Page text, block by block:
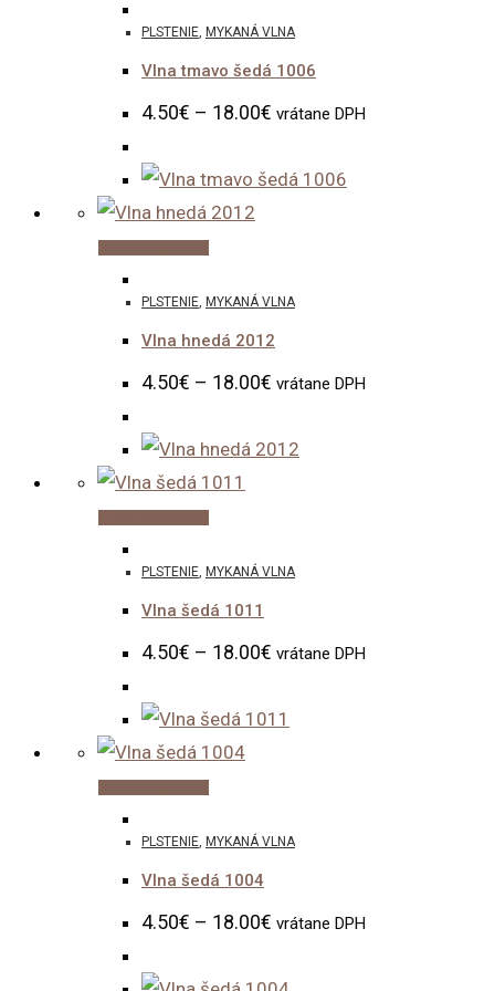
has
multiple
variants.
options
may
on
the
product
PLSTENIE, MYKANÁ VLNA
Vlna tmavo šedá 1006
4.50€ – 18.00€ vrátane DPH
has
multiple
variants.
options
may
on
the
product
PLSTENIE, MYKANÁ VLNA
Vlna hnedá 2012
4.50€ – 18.00€ vrátane DPH
has
multiple
variants.
options
may
on
the
product
PLSTENIE, MYKANÁ VLNA
Vlna šedá 1011
4.50€ – 18.00€ vrátane DPH
has
multiple
variants.
options
PLSTENIE, MYKANÁ VLNA
Vlna šedá 1004
4.50€ – 18.00€ vrátane DPH